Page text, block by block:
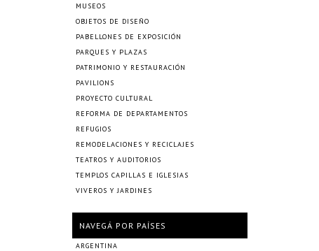
MUSEOS
OBJETOS DE DISEÑO
PABELLONES DE EXPOSICIÓN
PARQUES Y PLAZAS
PATRIMONIO Y RESTAURACIÓN
PAVILIONS
PROYECTO CULTURAL
REFORMA DE DEPARTAMENTOS
REFUGIOS
REMODELACIONES Y RECICLAJES
TEATROS Y AUDITORIOS
TEMPLOS CAPILLAS E IGLESIAS
VIVEROS Y JARDINES
NAVEGÁ POR PAÍSES
ARGENTINA